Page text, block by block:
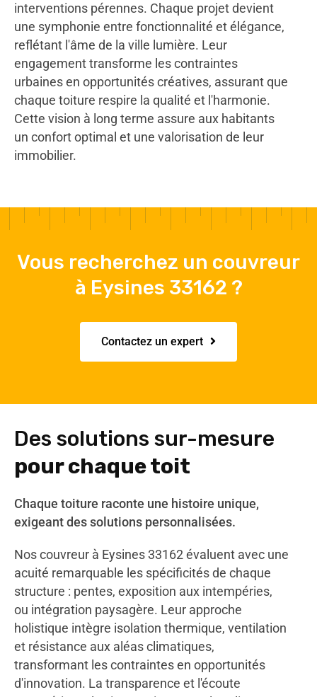
interventions pérennes. Chaque projet devient
une symphonie entre fonctionnalité et élégance,
reflétant l'âme de la ville lumière. Leur
engagement transforme les contraintes
urbaines en opportunités créatives, assurant que
chaque toiture respire la qualité et l'harmonie.
Cette vision à long terme assure aux habitants
un confort optimal et une valorisation de leur
immobilier.
Vous recherchez un couvreur
à Eysines 33162 ?
Contactez un expert
Des solutions sur-mesure
pour chaque toit
Chaque toiture raconte une histoire unique,
exigeant des solutions personnalisées.
Nos couvreur à Eysines 33162 évaluent avec une
acuité remarquable les spécificités de chaque
structure : pentes, exposition aux intempéries,
ou intégration paysagère. Leur approche
holistique intègre isolation thermique, ventilation
et résistance aux aléas climatiques,
transformant les contraintes en opportunités
d'innovation. La transparence et l'écoute